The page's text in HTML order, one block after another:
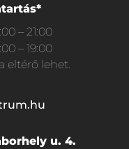
– 21:00
– 19:00
eltérő lehet.
u. 4.